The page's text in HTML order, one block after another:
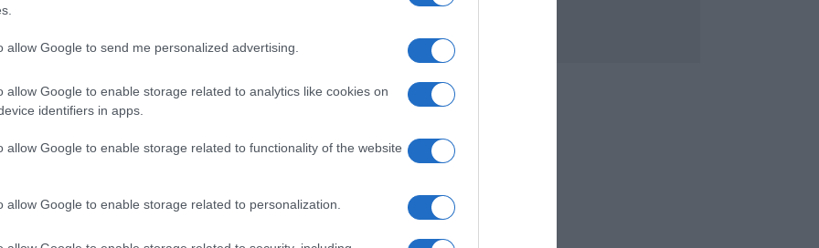
allow Google to send me personalized advertising.
allow Google to enable storage related to analytics like cookies on
identifiers in apps.
allow Google to enable storage related to functionality of the website
allow Google to enable storage related to personalization.
αναφορά στην ευρωπαϊκή